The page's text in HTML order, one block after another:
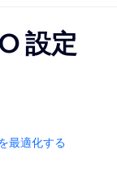
設定
最適化する